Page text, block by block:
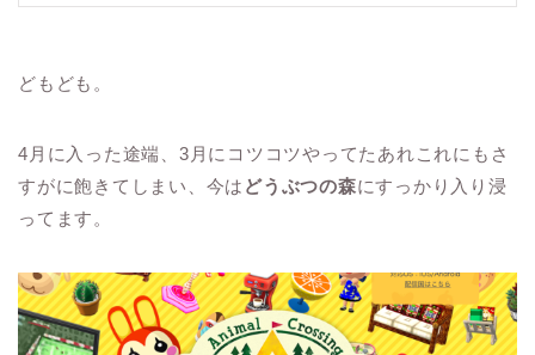
どもども。
4月に入った途端、3月にコツコツやってたあれこれにもさ
すがに飽きてしまい、今は どうぶつの森にすっかり入り浸
ってます。